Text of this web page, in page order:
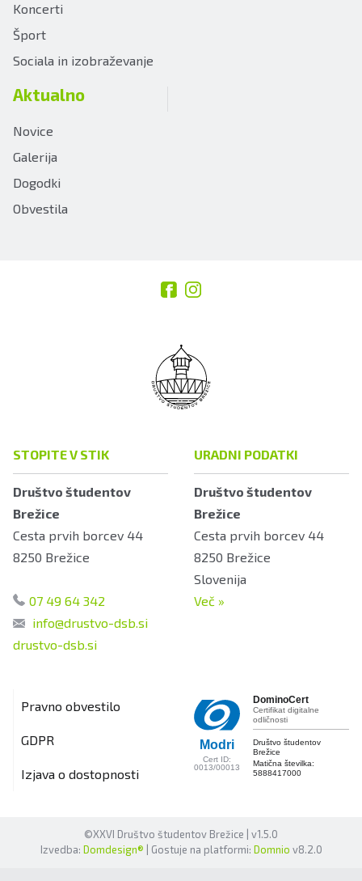
Koncerti
Šport
Sociala in izobraževanje
Aktualno
Novice
Galerija
Dogodki
Obvestila
STOPITE V STIK
Društvo študentov
Brežice
Cesta prvih borcev 44
8250 Brežice
07 49 64 342
info@drustvo-dsb.si
drustvo-dsb.si
URADNI PODATKI
Društvo študentov
Brežice
Cesta prvih borcev 44
8250 Brežice
Slovenija
Več »
Pravno obvestilo
GDPR
Izjava o dostopnosti
Modri
Cert ID:
0013/00013
DominoCert
Certifikat digitalne
odličnosti
Društvo študentov
Brežice
Matična številka:
5888417000
©XXVI Društvo študentov Brežice | v1.5.0
Izvedba: Domdesign® | Gostuje na platformi: Domnio v8.2.0